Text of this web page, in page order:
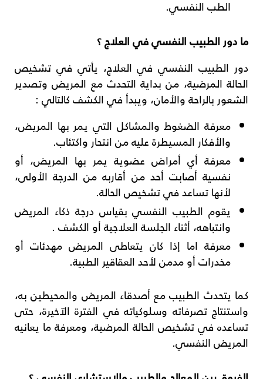
الطب النفسي.
ما دور الطبيب النفسي في العلاج ؟
دور الطبيب النفسي في العلاج، يأتي في تشخيص
الحالة المرضية، من بداية التحدث مع المريض وتصدير
الشعور بالراحة والأمان، ويبدأ في الكشف كالتالي :
معرفة الضغوط والمشاكل التي يمر بها المريض،
والأفكار المسيطرة عليه من انتحار واكتئاب.
معرفة أي أمراض عضوية يمر بها المريض، أو
نفسية أصابت أحد من أقاربه من الدرجة الأولى،
لأنها تساعد في تشخيص الحالة.
يقوم الطبيب النفسي بقياس درجة ذكاء المريض
وانتباهه، أثناء الجلسة العلاجية أو الكشف .
معرفة اما إذا كان يتعاطى المريض مهدئات أو
مخدرات أو مدمن لأحد العقاقير الطبية.
كما يتحدث الطبيب مع أصدقاء المريض والمحيطين به،
واستنتاج تصرفاته وسلوكياته في الفترة الآخيرة، حتى
تساعده في تشخيص الحالة المرضية، ومعرفة ما يعانيه
المريض النفسي.